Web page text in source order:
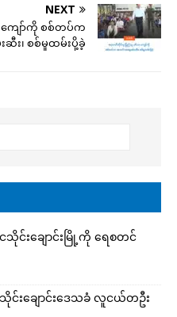
NEXT
ကျော်ကို စစ်တပ်က
ဆီး၊ စစ်မှုထမ်းပို့ခဲ့
သိုင်းချောင်းမြို့ကို ရေစတင်
င်းချောင်းဒေသခံ လူငယ်တဦး